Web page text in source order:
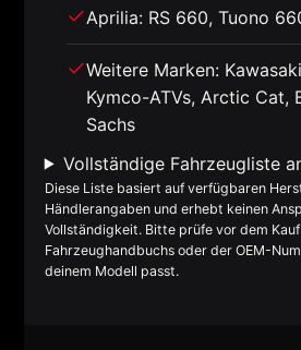
Aprilia: RS 660, Tuono
Weitere Marken:
Kymco-ATVs, Arctic Cat,
Sachs
Vollständige Fahrzeugliste
Diese Liste basiert auf verfügbaren
Händlerangaben und erhebt keinen
Vollständigkeit. Bitte prüfe vor dem
Fahrzeughandbuchs oder der OEM-
deinem Modell passt.